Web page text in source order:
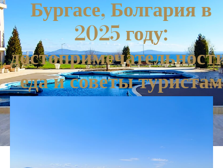
Бургасе, Болгария в
2025 году:
еда и советы туристам